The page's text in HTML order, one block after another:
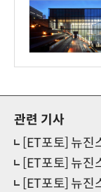
관련 기사
[ET포토] 뉴진
[ET포토] 뉴진
[ET포토] 뉴진